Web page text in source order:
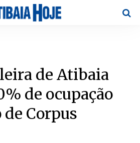
de Atibaia
de ocupação
Corpus